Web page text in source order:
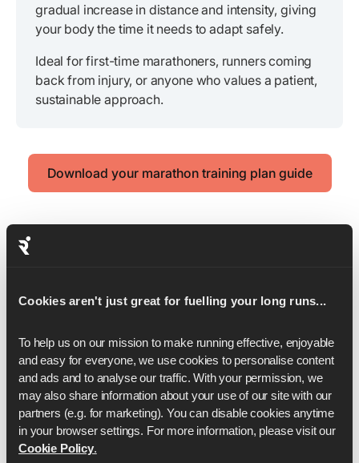
Cookies aren't just great for fuelling your long runs...
To help us on our mission to make running effective, enjoyable
and easy for everyone, we use cookies to personalise content
and ads and to analyse our traffic. With your permission, we
may also share information about your use of our site with our
partners (e.g. for marketing). You can disable cookies anytime
in your browser settings. For more information, please visit our
Cookie Policy.
gradual increase in distance and intensity, giving
your body the time it needs to adapt safely.
Ideal for first-time marathoners, runners coming
back from injury, or anyone who values a patient,
sustainable approach.
Download your marathon training plan guide
marathonplan de formation
Ces conseils d'experts vous aideront à vous entraîner
plus intelligemment, à éviter les blessures et à rester
motivé. De l'allure à la récupération en passant par
l'équipement et l'état d'esprit, voici juste un petit aperçu
de tous les conseils d'entraînement, de nutrition et de
coaching que vous aurez à portée de main avec un